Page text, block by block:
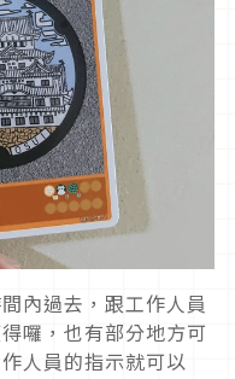
內過去，跟工作人員
囉，也有部分地方可
人員的指示就可以